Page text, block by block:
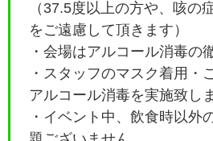
（37.5度以上の方や、咳の
をご遠慮して頂きます）
・会場はアルコール消毒の
・ スタッフのマスク着用・
アルコール消毒を実施致し
・イベント中、飲食時以外